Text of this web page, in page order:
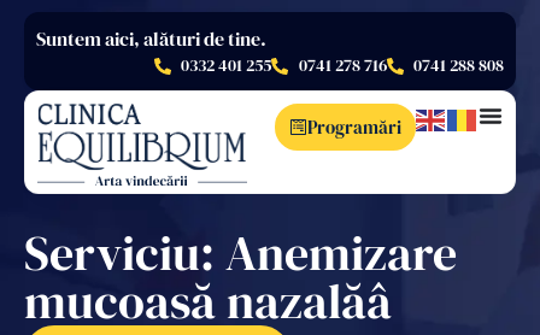
Suntem aici, alături de tine.
0332 401 255 0741 278 716 0741 288 808
Programări
Serviciu: Anemizare
mucoasă nazalăâ